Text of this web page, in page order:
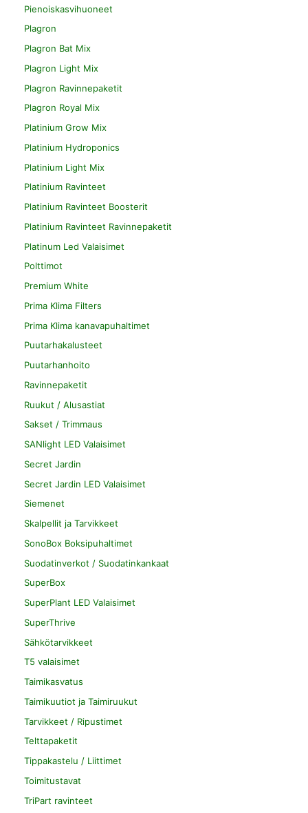
Pienoiskasvihuoneet
Plagron
Plagron Bat Mix
Plagron Light Mix
Plagron Ravinnepaketit
Plagron Royal Mix
Platinium Grow Mix
Platinium Hydroponics
Platinium Light Mix
Platinium Ravinteet
Platinium Ravinteet Boosterit
Platinium Ravinteet Ravinnepaketit
Platinum Led Valaisimet
Polttimot
Premium White
Prima Klima Filters
Prima Klima kanavapuhaltimet
Puutarhakalusteet
Puutarhanhoito
Ravinnepaketit
Ruukut / Alusastiat
Sakset / Trimmaus
SANlight LED Valaisimet
Secret Jardin
Secret Jardin LED Valaisimet
Siemenet
Skalpellit ja Tarvikkeet
SonoBox Boksipuhaltimet
Suodatinverkot / Suodatinkankaat
SuperBox
SuperPlant LED Valaisimet
SuperThrive
Sähkötarvikkeet
T5 valaisimet
Taimikasvatus
Taimikuutiot ja Taimiruukut
Tarvikkeet / Ripustimet
Telttapaketit
Tippakastelu / Liittimet
Toimitustavat
TriPart ravinteet